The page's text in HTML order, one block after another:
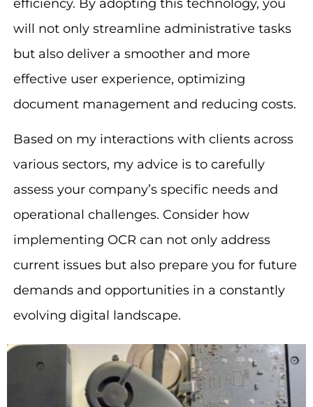
efficiency. By adopting this technology, you
will not only streamline administrative tasks
but also deliver a smoother and more
effective user experience, optimizing
document management and reducing costs.
Based on my interactions with clients across
various sectors, my advice is to carefully
assess your company’s specific needs and
operational challenges. Consider how
implementing OCR can not only address
current issues but also prepare you for future
demands and opportunities in a constantly
evolving digital landscape.